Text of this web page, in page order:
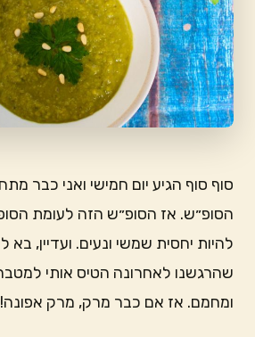
סוף סוף הגיע יום חמישי ואני כבר
הסופ״ש. אז הסופ״ש הזה לעומת
להיות יחסית שמשי ונעים. ועדיין,
שהרגשנו לאחרונה הטיס אותי
ומחמם. אז אם כבר מרק, מרק אפונה!